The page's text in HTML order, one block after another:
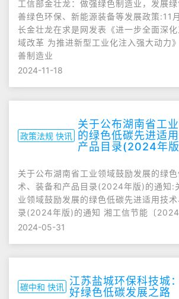
工信部金壮龙：做强绿色制造业，发展
善绿色环保、新能源装备等发展政策:11
长金壮龙在求是网发表《进一步全面深
域改革 为推进新型工业化注入强大动力
善制造业
2024-11-18
政策法规 快讯
关于公布湖南省工
的绿色低碳先进适
产品目录(2024年
关于公布湖南省工业领域鼓励发展的绿
术、装备和产品目录(2024年版)的通知:
业领域鼓励发展的绿色低碳先进适用技
录(2024年版)的通知 湘工信节能〔
2024-05-31
碳中和 快讯 江苏盐城环保科技城
好绿色低碳发展之路